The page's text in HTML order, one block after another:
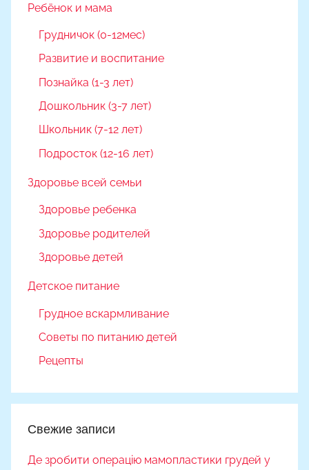
Ребёнок и мама
Грудничок (0-12мес)
Развитие и воспитание
Познайка (1-3 лет)
Дошкольник (3-7 лет)
Школьник (7-12 лет)
Подросток (12-16 лет)
Здоровье всей семьи
Здоровье ребенка
Здоровье родителей
Здоровье детей
Детское питание
Грудное вскармливание
Советы по питанию детей
Рецепты
Свежие записи
Де зробити операцію мамопластики грудей у